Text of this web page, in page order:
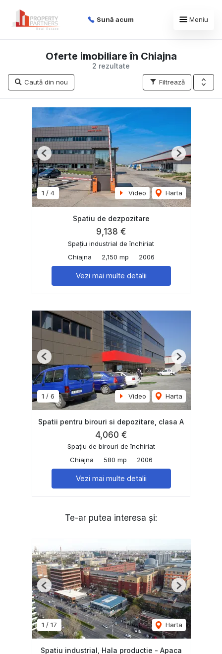
Sună acum Meniu
2 rezultate
Oferte imobiliare în Chiajna
Filtrează
Caută din nou
1 / 4 Video Harta
Previous Next
Spatiu de dezpozitare
9,138 €
Spațiu industrial de închiriat
Chiajna
2,150 mp 2006
Vezi mai multe detalii
1 / 6 Video Harta
Previous Next
Spatii pentru birouri si depozitare, clasa A
4,060 €
Spațiu de birouri de închiriat
Chiajna
580 mp 2006
Vezi mai multe detalii
Te-ar putea interesa și:
1 / 17 Harta
Previous Next
Spatiu industrial, Hala productie - Apaca